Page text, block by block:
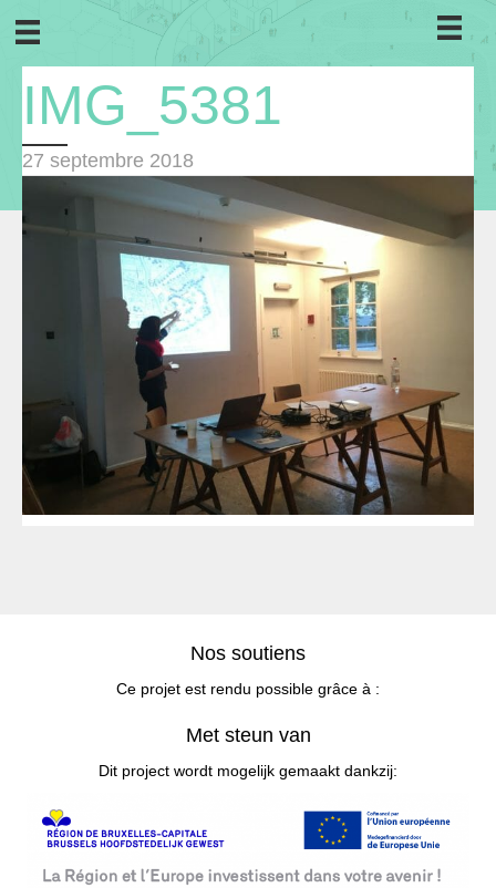
IMG_5381
27 septembre 2018
Nos soutiens
Ce projet est rendu possible grâce à :
Met steun van
Dit project wordt mogelijk gemaakt dankzij: